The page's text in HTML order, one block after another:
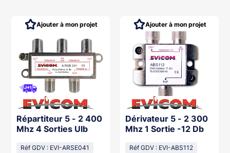
Répartiteur 5 - 2 400
Mhz 4 Sorties Ulb
Réf GDV : EVI-ARSE041
Ajouter à mon projet
Dérivateur 5 - 2 300
Mhz 1 Sortie -12 Db
Réf GDV : EVI-ABS112
Ajouter à mon projet